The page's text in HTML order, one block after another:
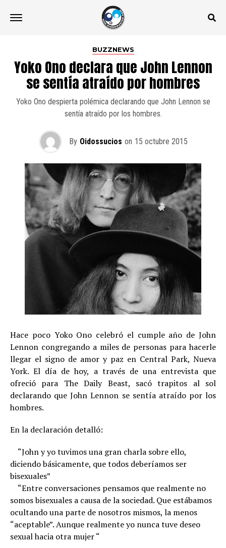
BUZZNEWS
Yoko Ono declara que John Lennon
se sentía atraído por hombres
Yoko Ono despierta polémica declarando que John Lennon se
sentía atraído por los hombres.
By Oidossucios on 15 octubre 2015
Hace poco Yoko Ono celebró el cumple año de John
Lennon congregando a miles de personas para hacerle
llegar el signo de amor y paz en Central Park, Nueva
York. El día de hoy, a través de una entrevista que
ofreció para The Daily Beast, sacó trapitos al sol
declarando que John Lennon se sentía atraído por los
hombres.
En la declaración detalló:
“John y yo tuvimos una gran charla sobre ello,
diciendo básicamente, que todos deberíamos ser
bisexuales”
“Entre conversaciones pensamos que realmente no
somos bisexuales a causa de la sociedad. Que estábamos
ocultando una parte de nosotros mismos, la menos
“aceptable”. Aunque realmente yo nunca tuve deseo
sexual hacia otra mujer “